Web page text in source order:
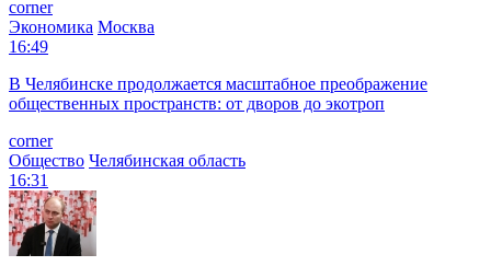
corner
Экономика Москва
16:49
В Челябинске продолжается масштабное преображение
общественных пространств: от дворов до экотроп
corner
Общество Челябинская область
16:31